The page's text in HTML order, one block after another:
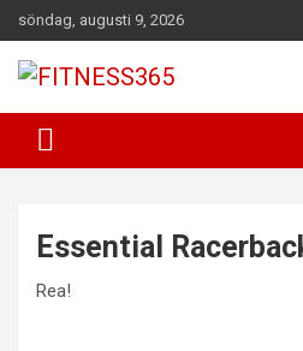
Hoppa
till
innehåll
söndag, augusti 9, 2026
FITNESS365
Essential
Rea!